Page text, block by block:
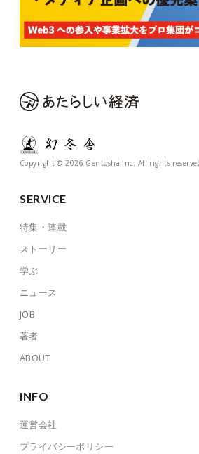
Copyright © 2026 Gentosha Inc. All rights
SERVICE
特集・連載
ストーリー
学ぶ
ニュース
JOB
著者
ABOUT
INFO
運営会社
プライバシーポリシー